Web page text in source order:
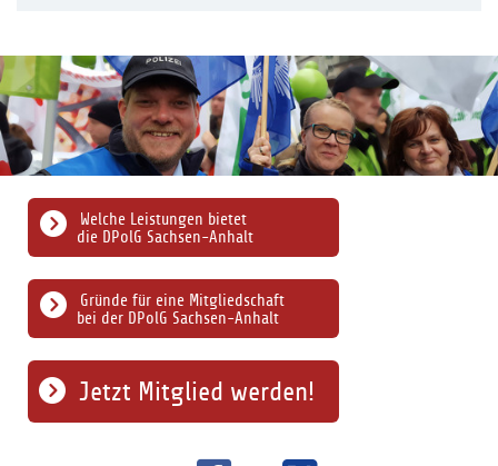
Gründe für eine Mitgliedschaft
bei der DPolG Sachsen-Anhalt
Welche Leistungen bietet
die DPolG Sachsen-Anhalt
Jetzt Mitglied werden!